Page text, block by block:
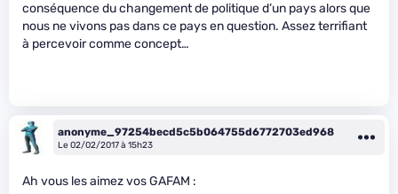
conséquence du changement de politique d’un pays alors que
nous ne vivons pas dans ce pays en question. Assez terrifiant
à percevoir comme concept…
anonyme_97254becd5c5b064755d6772703ed968
Le 02/02/2017 à 15h23
Ah vous les aimez vos GAFAM :